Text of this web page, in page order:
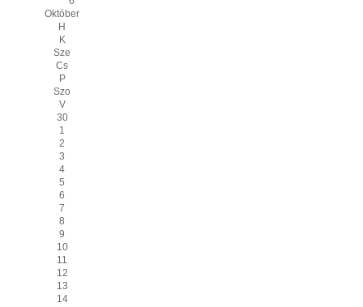
Október
H
K
Sze
Cs
P
Szo
V
30
1
2
3
4
5
6
7
8
9
10
11
12
13
14